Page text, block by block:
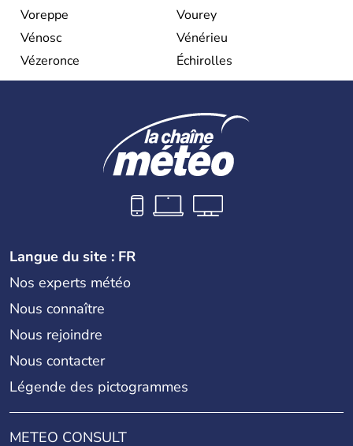
Voreppe
Vourey
Vénosc
Vénérieu
Vézeronce
Échirolles
Langue du site : FR
Nos experts météo
Nous connaître
Nous rejoindre
Nous contacter
Légende des pictogrammes
METEO CONSULT